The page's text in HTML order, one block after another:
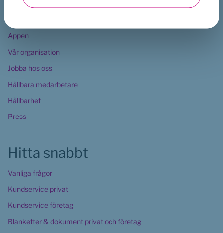
Marketing
Appen
Vår organisation
Jobba hos oss
Hållbara medarbetare
Hållbarhet
Press
Hitta snabbt
Vanliga frågor
Kundservice privat
Kundservice företag
Blanketter & dokument privat och företag